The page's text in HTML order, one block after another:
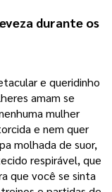
durante os
e queridinho
amam se
mulher
e nem quer
molhada de suor,
respirável, que
que você se sinta